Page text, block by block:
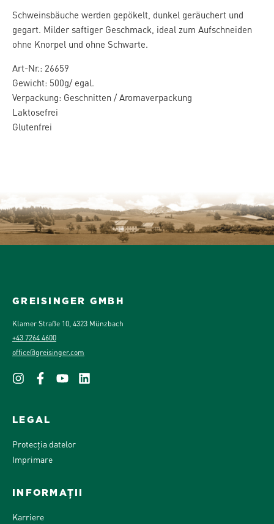
Schweinsbäuche werden gepökelt, dunkel geräuchert und
gegart. Milder saftiger Geschmack, ideal zum Aufschneiden
ohne Knorpel und ohne Schwarte.
Art-Nr.: 26659
Gewicht: 500g/ egal.
Verpackung: Geschnitten / Aromaverpackung
Laktosefrei
Glutenfrei
GREISINGER GMBH
Klamer Straße 10, 4323 Münzbach
+43 7264 4600
office@greisinger.com
LEGAL
Protecția datelor
Imprimare
INFORMAȚII
Karriere